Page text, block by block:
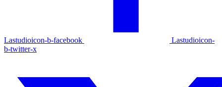
Lastudioicon-b-facebook
Lastudioicon-
b-twitter-x